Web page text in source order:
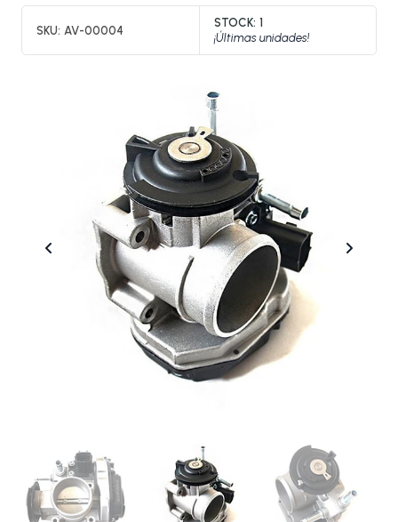
SKU: AV-00004
STOCK: 1
¡Últimas unidades!